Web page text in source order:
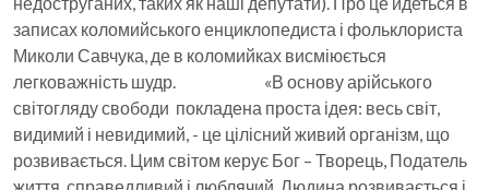
записах коломийського енциклопедиста і фольклориста
Миколи Савчука, де в коломийках висміюється
легковажність шудр. «В основу арійського
світогляду свободи покладена проста ідея: весь світ,
видимий і невидимий, - це цілісний живий організм, що
розвивається. Цим світом керує Бог – Творець, Податель